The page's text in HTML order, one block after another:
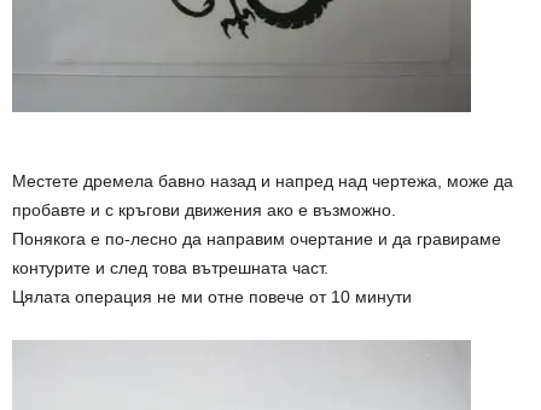
Местете дремела бавно назад и напред над чертежа, може да
пробавте и с кръгови движения ако е възможно.
Понякога е по-лесно да направим очертание и да гравираме
контурите и след това вътрешната част.
Цялата операция не ми отне повече от 10 минути